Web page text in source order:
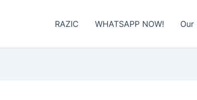
RAZIC WHATSAPP NOW! Our